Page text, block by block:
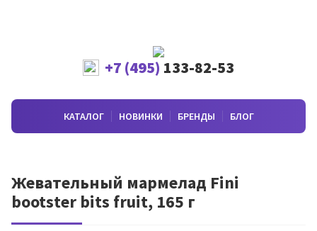
+7 (495) 133-82-53
КАТАЛОГ НОВИНКИ БРЕНДЫ БЛОГ
Жевательный мармелад Fini
bootster bits fruit, 165 г